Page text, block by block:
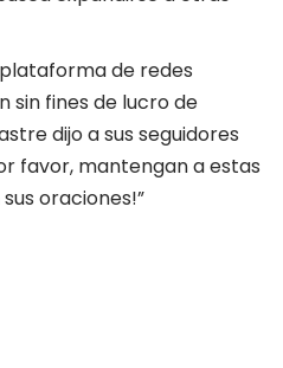
de redes
sin fines de lucro de
dijo a sus seguidores
favor, mantengan a estas
oraciones!”